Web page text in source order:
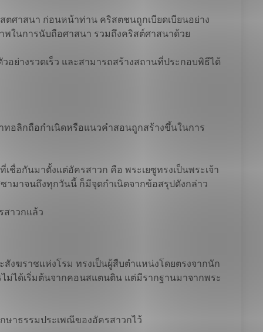
ศาสนา ก่อนหน้าท่าน คริสตชนถูกเบียดเบียนอย่าง
พในการนับถือศาสนา รวมถึงคริสต์ศาสนาด้วย
อย่างรวดเร็ว และสามารถสร้างสถานที่ประกอบพิธีได้
อลิกถือกำเนิดหรือแนวคำสอนถูกสร้างขึ้นในการ
อกันมาตั้งแต่อัครสาวก คือ พระเยซูทรงเป็นพระเจ้า
ามาจนถึงทุกวันนี้ ก็มีจุดกำเนิดจากข้อสรุปดังกล่าว
สาวกแล้ว
งฆราชแห่งโรม ทรงเป็นผู้สืบตำแหน่งโดยตรงจากนัก
ม่ได้เริ่มต้นจากคอนสแตนติน แต่มีรากฐานมาจากพระ
าธรรมประเพณีของอัครสาวกไว้